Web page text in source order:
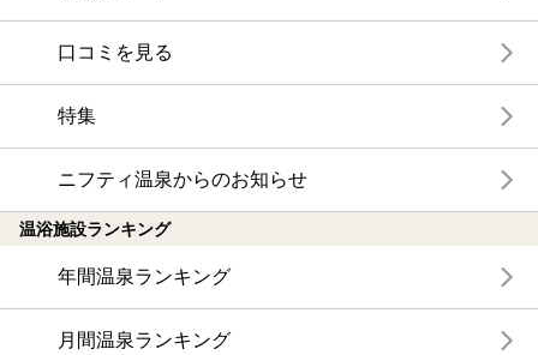
口コミを見る
特集
ニフティ温泉からのお知らせ
温浴施設ランキング
年間温泉ランキング
月間温泉ランキング